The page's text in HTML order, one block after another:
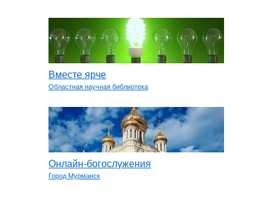
Вместе ярче
Областная научная библиотека
Онлайн-богослужения
Город Мурманск